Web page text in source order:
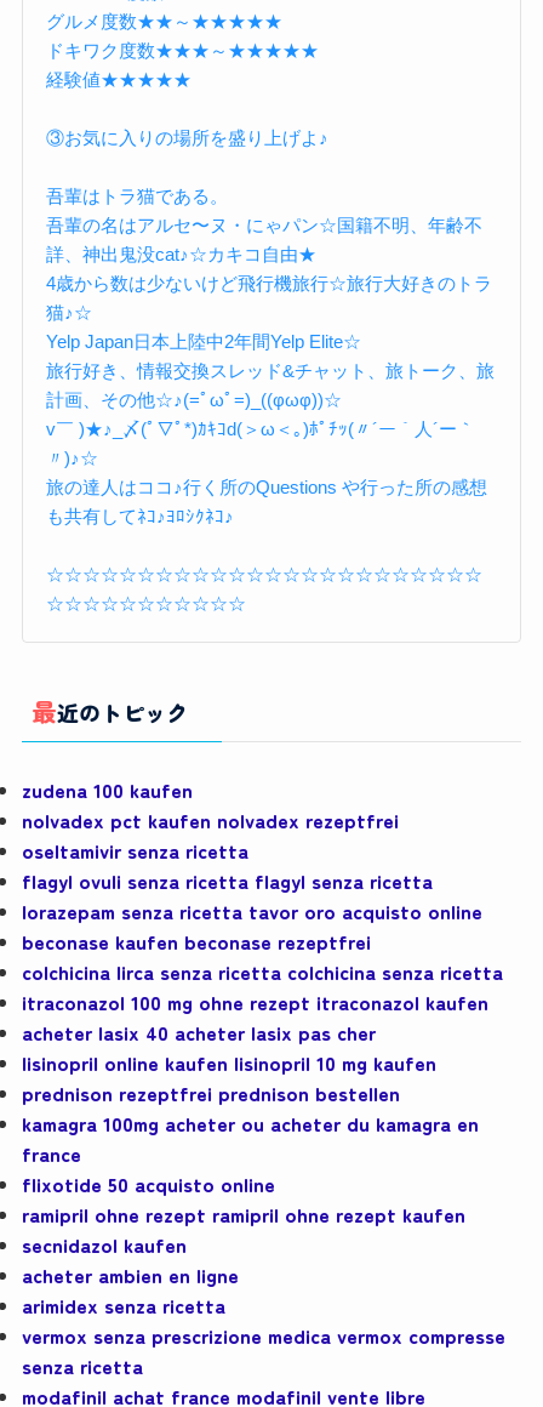
グルメ度数★★～★★★★★
ドキワク度数★★★～★★★★★
経験値★★★★★
③お気に入りの場所を盛り上げよ♪
吾輩はトラ猫である。
吾輩の名はアルセ〜ヌ・にゃパン☆国籍不明、年齢不
詳、神出鬼没cat♪☆カキコ自由★
4歳から数は少ないけど飛行機旅行☆旅行大好きのトラ
猫♪☆
Yelp Japan日本上陸中2年間Yelp Elite☆
旅行好き、情報交換スレッド&チャット、旅トーク、旅
計画、その他☆♪(=ﾟωﾟ=)_((φωφ))☆
v￣ )★♪_〆(ﾟ▽ﾟ*)ｶｷｺd(＞ω＜｡)ﾎﾟﾁｯ(〃´ー｀人´ー｀
〃)♪☆
旅の達人はココ♪行く所のQuestions や行った所の感想
も共有してﾈｺ♪ﾖﾛｼｸﾈｺ♪
☆☆☆☆☆☆☆☆☆☆☆☆☆☆☆☆☆☆☆☆☆☆☆☆
☆☆☆☆☆☆☆☆☆☆☆
最近のトピック
zudena 100 kaufen
nolvadex pct kaufen nolvadex rezeptfrei
oseltamivir senza ricetta
flagyl ovuli senza ricetta flagyl senza ricetta
lorazepam senza ricetta tavor oro acquisto online
beconase kaufen beconase rezeptfrei
colchicina lirca senza ricetta colchicina senza ricetta
itraconazol 100 mg ohne rezept itraconazol kaufen
acheter lasix 40 acheter lasix pas cher
lisinopril online kaufen lisinopril 10 mg kaufen
prednison rezeptfrei prednison bestellen
kamagra 100mg acheter ou acheter du kamagra en
france
flixotide 50 acquisto online
ramipril ohne rezept ramipril ohne rezept kaufen
secnidazol kaufen
acheter ambien en ligne
arimidex senza ricetta
vermox senza prescrizione medica vermox compresse
senza ricetta
modafinil achat france modafinil vente libre